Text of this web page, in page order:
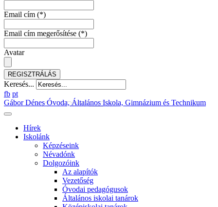
Email cím (*)
Email cím megerősítése (*)
Avatar
REGISZTRÁLÁS
Keresés...
fb pt
Gábor Dénes Óvoda, Általános Iskola, Gimnázium és Technikum
Hírek
Iskolánk
Képzéseink
Névadónk
Dolgozóink
Az alapítók
Vezetőség
Óvodai pedagógusok
Általános iskolai tanárok